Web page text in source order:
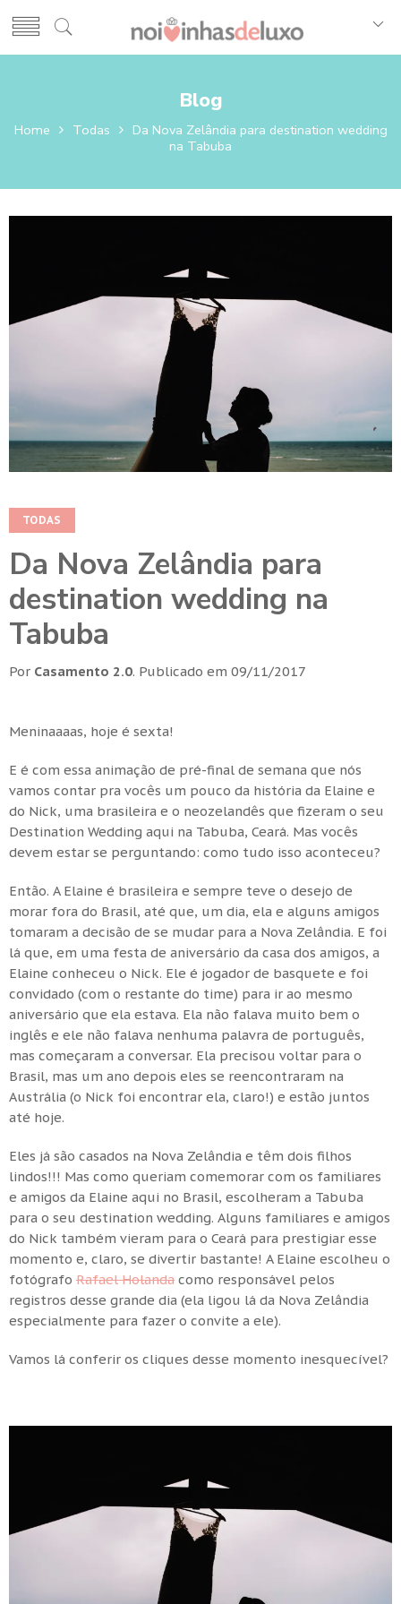
Blog
Home Todas
Da Nova Zelândia para destination wedding
na Tabuba
TODAS
Da Nova Zelândia para
destination wedding na
Tabuba
Por Casamento 2.0. Publicado em 09/11/2017
Meninaaaas, hoje é sexta!
E é com essa animação de pré-final de semana que nós
vamos contar pra vocês um pouco da história da Elaine e
do Nick, uma brasileira e o neozelandês que fizeram o seu
Destination Wedding aqui na Tabuba, Ceará. Mas vocês
devem estar se perguntando: como tudo isso aconteceu?
Então. A Elaine é brasileira e sempre teve o desejo de
morar fora do Brasil, até que, um dia, ela e alguns amigos
tomaram a decisão de se mudar para a Nova Zelândia. E foi
lá que, em uma festa de aniversário da casa dos amigos, a
Elaine conheceu o Nick. Ele é jogador de basquete e foi
convidado (com o restante do time) para ir ao mesmo
aniversário que ela estava. Ela não falava muito bem o
inglês e ele não falava nenhuma palavra de português,
mas começaram a conversar. Ela precisou voltar para o
Brasil, mas um ano depois eles se reencontraram na
Austrália (o Nick foi encontrar ela, claro!) e estão juntos
até hoje.
Eles já são casados na Nova Zelândia e têm dois filhos
lindos!!! Mas como queriam comemorar com os familiares
e amigos da Elaine aqui no Brasil, escolheram a Tabuba
para o seu destination wedding. Alguns familiares e amigos
do Nick também vieram para o Ceará para prestigiar esse
momento e, claro, se divertir bastante! A Elaine escolheu o
fotógrafo Rafael Holanda como responsável pelos
registros desse grande dia (ela ligou lá da Nova Zelândia
especialmente para fazer o convite a ele).
Vamos lá conferir os cliques desse momento inesquecível?